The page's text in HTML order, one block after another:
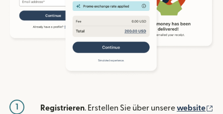
1 Registrieren. Erstellen Sie über unserewebsite